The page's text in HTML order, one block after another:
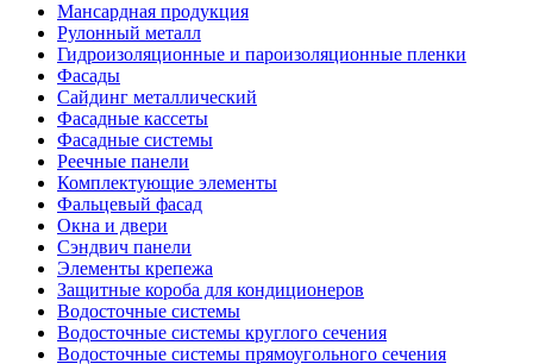
Мансардная продукция
Рулонный металл
Гидроизоляционные и пароизоляционные пленки
Фасады
Сайдинг металлический
Фасадные кассеты
Фасадные системы
Реечные панели
Комплектующие элементы
Фальцевый фасад
Окна и двери
Сэндвич панели
Элементы крепежа
Защитные короба для кондиционеров
Водосточные системы
Водосточные системы круглого сечения
Водосточные системы прямоугольного сечения